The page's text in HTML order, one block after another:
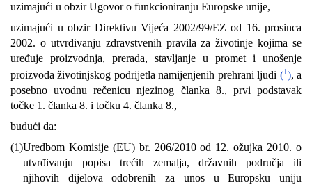
uzimajući u obzir Ugovor o funkcioniranju Europske unije,
uzimajući u obzir Direktivu Vijeća 2002/99/EZ od 16. prosinca
2002. o utvrđivanju zdravstvenih pravila za životinje kojima se
uređuje proizvodnja, prerada, stavljanje u promet i unošenje
proizvoda životinjskog podrijetla namijenjenih prehrani ljudi (1), a
posebno uvodnu rečenicu njezinog članka 8., prvi podstavak
točke 1. članka 8. i točku 4. članka 8.,
budući da:
(1)Uredbom Komisije (EU) br. 206/2010 od 12. ožujka 2010. o
utvrđivanju popisa trećih zemalja, državnih područja ili
njihovih dijelova odobrenih za unos u Europsku uniju